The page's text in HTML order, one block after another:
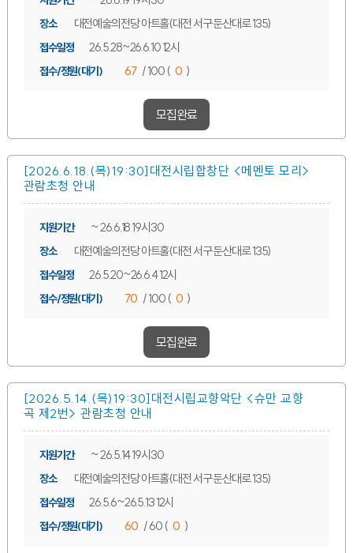
장소 대전예술의전당 아트홀(대전 서구 둔산대로 135)
접수일정 26.5.28~26.6.10 12시
접수/정원(대기) 67 / 100 ( 0 )
모집완료
[2026.6.18.(목)19:30]대전시립합창단 <메멘토 모리>
관람초청 안내
지원기간 ~ 26.6.18 19시30
장소 대전예술의전당 아트홀(대전 서구 둔산대로 135)
접수일정 26.5.20~26.6.4 12시
접수/정원(대기) 70 / 100 ( 0 )
모집완료
[2026.5.14.(목)19:30]대전시립교향악단 <슈만 교향
곡 제2번> 관람초청 안내
지원기간 ~ 26.5.14 19시30
장소 대전예술의전당 아트홀(대전 서구 둔산대로 135)
접수일정 26.5.6~26.5.13 12시
접수/정원(대기) 60 / 60 ( 0 )